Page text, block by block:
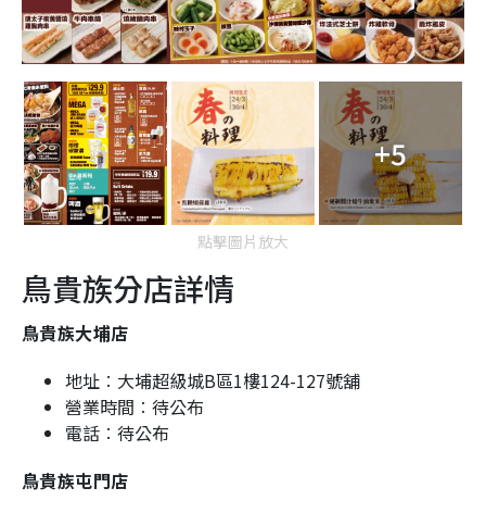
+5
點擊圖片放大
鳥貴族分店詳情
鳥貴族大埔店
地址︰大埔超級城B區1樓124-127號舖
營業時間︰待公布
電話︰待公布
鳥貴族屯門店